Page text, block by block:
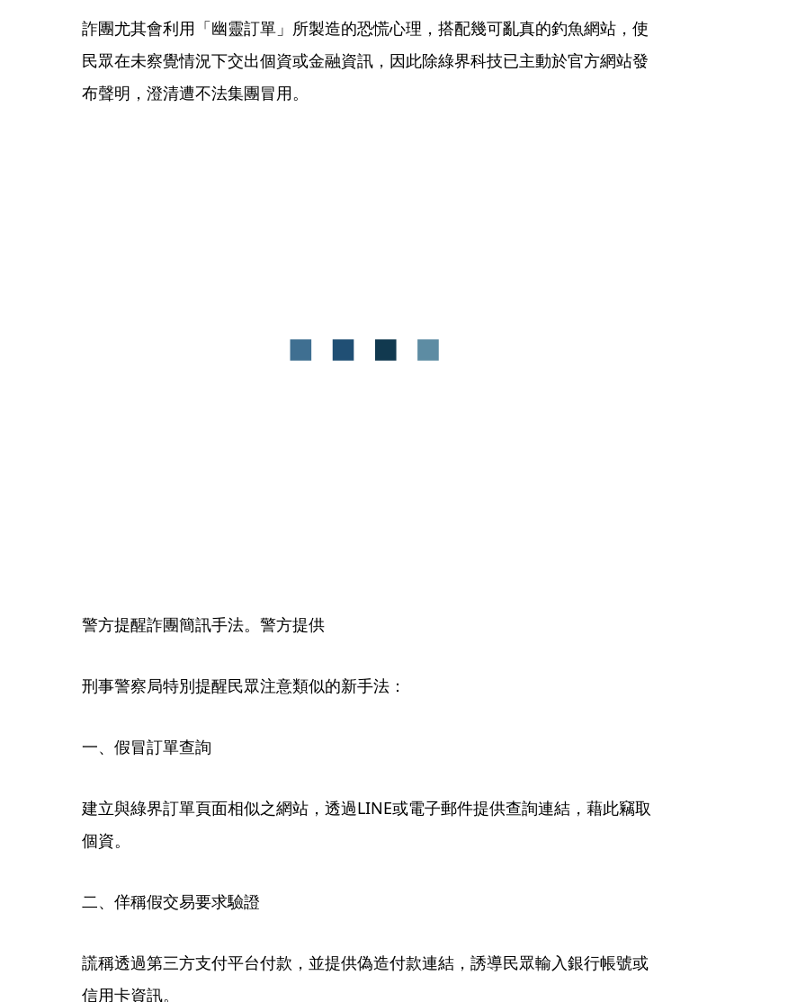
詐團尤其會利用「幽靈訂單」所製造的恐慌心理，搭配幾可亂真的釣魚網站，使
民眾在未察覺情況下交出個資或金融資訊，因此除綠界科技已主動於官方網站發
布聲明，澄清遭不法集團冒用。
警方提醒詐團簡訊手法。警方提供
刑事警察局特別提醒民眾注意類似的新手法：
一、假冒訂單查詢
建立與綠界訂單頁面相似之網站，透過LINE或電子郵件提供查詢連結，藉此竊取
個資。
二、佯稱假交易要求驗證
謊稱透過第三方支付平台付款，並提供偽造付款連結，誘導民眾輸入銀行帳號或
信用卡資訊。